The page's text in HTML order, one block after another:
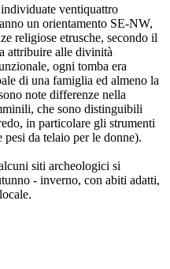
ventiquattro
un orientamento SE-NW,
religiose etrusche, secondo il
attribuire alle divinità
ogni tomba era
di una famiglia ed almeno la
note differenze nella
che sono distinguibili
in particolare gli strumenti
da telaio per le donne).
siti archeologici si
- inverno, con abiti adatti,